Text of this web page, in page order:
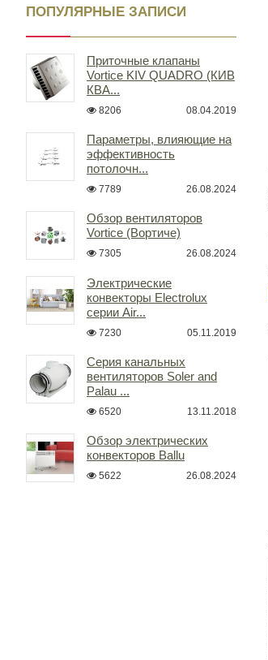
ПОПУЛЯРНЫЕ ЗАПИСИ
Приточные клапаны
Vortice KIV QUADRO (КИВ
КВА...
8206 08.04.2019
Параметры, влияющие на
эффективность
потолочн...
7789 26.08.2024
Обзор вентиляторов
Vortice (Вортиче)
7305 26.08.2024
Электрические
конвекторы Electrolux
серии Air...
7230 05.11.2019
Серия канальных
вентиляторов Soler and
Palau ...
6520 13.11.2018
Обзор электрических
конвекторов Ballu
5622 26.08.2024